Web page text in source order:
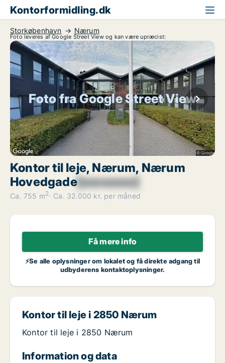
Kontorformidling.dk
Storkøbenhavn Nærum
Foto leveres af Google Street View og kan være upræcist:
Foto fra Google Street View
Kontor til leje, Nærum, Nærum
Hovedgade[xxxxxxxx]
Ca. 755 m2 Ca. 32.000 kr. per måned
Få mere info
⚡Se alle oplysninger om lokalet og få direkte adgang til
udbyderens kontaktoplysninger.
Kontor til leje i 2850 Nærum
Kontor til leje i 2850 Nærum
Information og data